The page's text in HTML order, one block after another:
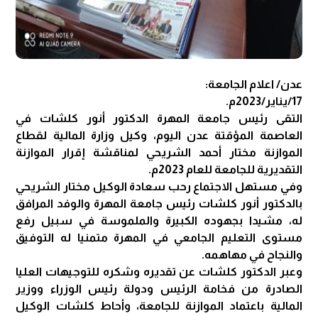
عدن/ اعلام الجامعة:
17/يناير/2023م.
التقى رئيس جامعة المهرة الدكتور أنور كلشات في
العاصمة المؤقتة عدن اليوم، وكيل وزارة المالية لقطاع
الموازنة مختار أحمد الشريحي لمناقشة إقرار الموازنة
التقديرية للجامعة للعام 2023م.
وفي مستهل الاجتماع رحب سعادة الوكيل مختار الشريحي
بالدكتور أنور كلشات رئيس جامعة المهرة والوفد المرافق
له، مشيدا بجهوده الكبيرة والملموسة في سبيل رفع
مستوى التعليم الجامعي في المهرة متمنيا له التوفيق
والنجاح في مهاهمه.
وعبر الدكتور كلشات عن تقديره وشكره للتوجيهات العليا
الصادرة من فخامة الرئيس ودولة رئيس الوزراء ووزير
المالية باعتماد الموازنة للجامعة، وأحاط كلشات الوكيل